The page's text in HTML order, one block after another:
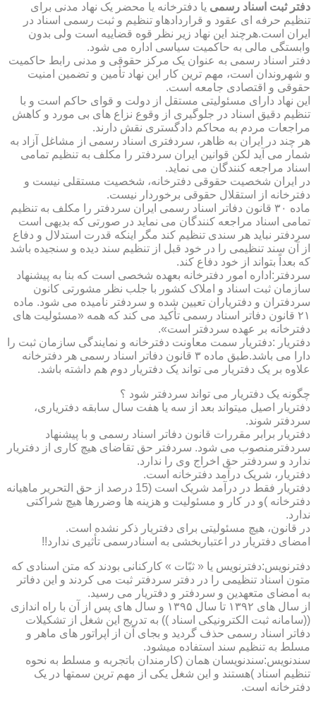
دفتر ثبت اسناد رسمی یا دفترخانه یا محضر یک نهاد مدنی برای
تنظیم حرفه ای عقود و قراردادهاو تنظیم و ثبت رسمی اسناد در
ایران است.هرچند این نهاد زیر نظر قوه قضاییه است ولی بدون
وابستگی مالی به حاکمیت سیاسی اداره می شود.
دفتر اسناد رسمی به عنوان یک مرکز حقوقی و مدنی رابط حاکمیت
و شهروندان است، مهم ترین کار این نهاد تأمین و تضمین امنیت
حقوقی و اقتصادی جامعه است.
این نهاد دارای مسئولیتی مستقل از دولت و قوای حاکم است و با
تنظیم دقیق اسناد در جلوگیری از وقوع نزاع های بی مورد و کاهش
مراجعات مردم به محاکم دادگستری نقش دارند.
هر چند در ایران به ظاهر، سردفتری اسناد رسمی از مشاغل آزاد به
شمار می آید لکن قوانین ایران سردفتر را مکلف به تنظیم تمامی
اسناد مراجعه کنندگان می نماید.
در ایران شخصیت حقوقی دفترخانه، شخصیت مستقلی نیست و
دفترخانه از استقلال حقوقی برخوردار نیست.
ماده ۳۰ قانون دفاتر اسناد رسمی ایران سردفتر را مکلف به تنظیم
تمامی اسناد مراجعه کنندگان می نماید در صورتی که بدیهی است
سردفتر نباید هر سندی تنظیم کند مگر اینکه قدرت استدلال و دفاع
از آن سند تنظیمی را در خود قبل از تنظیم سند دیده و سنجیده باشد
که بعداً بتواند از خود دفاع کند.
سردفتر:اداره امور دفترخانه بعهده شخصی است که بنا به پیشنهاد
سازمان ثبت اسناد و املاک کشور با جلب نظر مشورتی کانون
سردفتران و دفتریاران تعیین شده و سردفتر نامیده می شود. ماده
۲۱ قانون دفاتر اسناد رسمی تأکید می کند که همه «مسئولیت های
دفترخانه بر عهده سردفتر است».
دفتریار :دفتریار سمت معاونت دفترخانه و نمایندگی سازمان ثبت را
دارا می باشد.طبق ماده ۳ قانون دفاتر اسناد رسمی هر دفترخانه
علاوه بر یک دفتریار می تواند یک دفتریار دوم هم داشته باشد.
چگونه یک دفتریار می تواند سردفتر شود ؟
دفتریار اصیل میتواند بعد از سه یا هفت سال سابقه دفتریاری،
سردفتر شوند.
دفتریار برابر مقررات قانون دفاتر اسناد رسمی و با پیشنهاد
سردفترمنصوب می شود. سردفتر حق تقاضای هیچ کاری از دفتریار
ندارد و سردفتر حق اخراج وی را ندارد.
دفتریار، شریک درآمد دفترخانه است.
دفتریار فقط در درآمد شریک است (15 درصد از حق التحریر ماهیانه
دفترخانه )و در کار و مسئولیت و هزینه ها وضررها هیچ شراکتی
ندارد.
در قانون، هیچ مسئولیتی برای دفتریار ذکر نشده است.
امضای دفتریار در اعتباربخشی به اسنادرسمی تأثیری ندارد!!
دفترنویس:دفترنویس یا « ثبّات » کارکنانی بودند که متن اسنادی که
متون اسناد تنظیمی را در دفتر سردفتر ثبت می کردند و این دفاتر
به امضای متعهدین و سردفتر و دفتریار می رسید.
از سال های ۱۳۹۲ تا سال ۱۳۹۵ و سال های پس از آن با راه اندازی
((سامانه ثبت الکترونیکی اسناد )) به تدریج این شغل از تشکیلات
دفاتر اسناد رسمی حذف گردید و بجای آن از اپراتور های ماهر و
مسلط به تنظیم سند استفاده میشود.
سندنویس:سندنویسان همان (کارمندان باتجربه و مسلط به نحوه
تنظیم اسناد )هستند و این شغل یکی از مهم ترین سمتها در یک
دفترخانه است.